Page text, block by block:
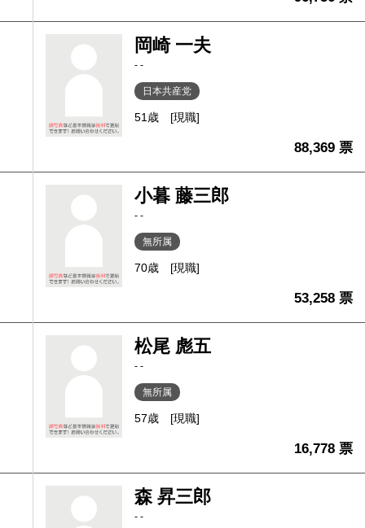
岡崎 一夫
- -
日本共産党
51歳 [現職]
88,369 票
小暮 藤三郎
- -
無所属
70歳 [現職]
53,258 票
松尾 彪五
- -
無所属
57歳 [現職]
16,778 票
森 昇三郎
- -